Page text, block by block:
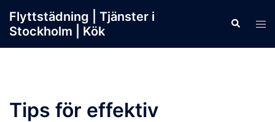
content
Flyttstädning | Tjänster i
Stockholm | Kök
Search
Tips för effektiv